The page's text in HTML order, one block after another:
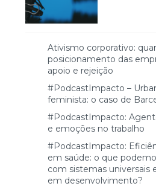
Ativismo corporativo:
posicionamento das
apoio e rejeição
#PodcastImpacto –
feminista: o caso de
#PodcastImpacto:
e emoções no trabalho
#PodcastImpacto:
em saúde: o que
com sistemas universais
em desenvolvimento?